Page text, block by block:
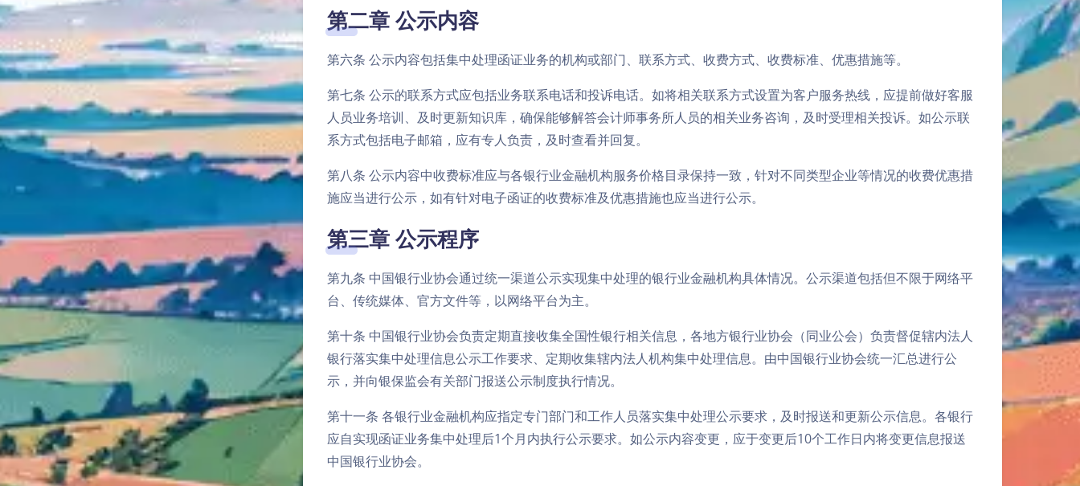
第二章 公示内容
第六条 公示内容包括集中处理函证业务的机构或部门、联系方式、收费方式、收费标准、优惠措施等。
第七条 公示的联系方式应包括业务联系电话和投诉电话。如将相关联系方式设置为客户服务热线，应提前做好客服
人员业务培训、及时更新知识库，确保能够解答会计师事务所人员的相关业务咨询，及时受理相关投诉。如公示联
系方式包括电子邮箱，应有专人负责，及时查看并回复。
第八条 公示内容中收费标准应与各银行业金融机构服务价格目录保持一致，针对不同类型企业等情况的收费优惠措
施应当进行公示，如有针对电子函证的收费标准及优惠措施也应当进行公示。
第三章 公示程序
第九条 中国银行业协会通过统一渠道公示实现集中处理的银行业金融机构具体情况。公示渠道包括但不限于网络平
台、传统媒体、官方文件等，以网络平台为主。
第十条 中国银行业协会负责定期直接收集全国性银行相关信息，各地方银行业协会（同业公会）负责督促辖内法人
银行落实集中处理信息公示工作要求、定期收集辖内法人机构集中处理信息。由中国银行业协会统一汇总进行公
示，并向银保监会有关部门报送公示制度执行情况。
第十一条 各银行业金融机构应指定专门部门和工作人员落实集中处理公示要求，及时报送和更新公示信息。各银行
应自实现函证业务集中处理后1个月内执行公示要求。如公示内容变更，应于变更后10个工作日内将变更信息报送
中国银行业协会。